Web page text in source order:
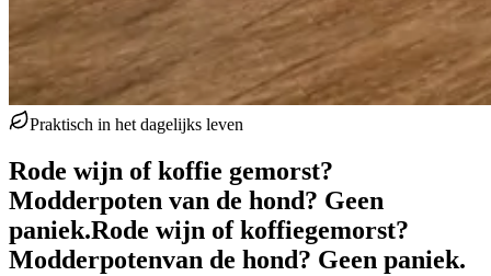
Praktisch in het dagelijks leven
Rode wijn of koffie gemorst?
Modderpoten van de hond? Geen
paniek.Rode wijn of koffiegemorst?
Modderpotenvan de hond? Geen paniek.